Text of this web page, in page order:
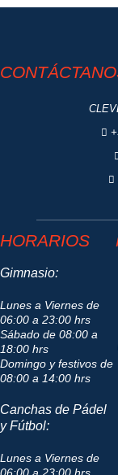
HORARIOS
Gimnasio:
Lunes a Viernes de
06:00 a 23:00 hrs
Sábado de 08:00 a
18:00 hrs
Domingo y festivos de
08:00 a 14:00 hrs
Canchas de Pádel
y Fútbol:
Lunes a Viernes de